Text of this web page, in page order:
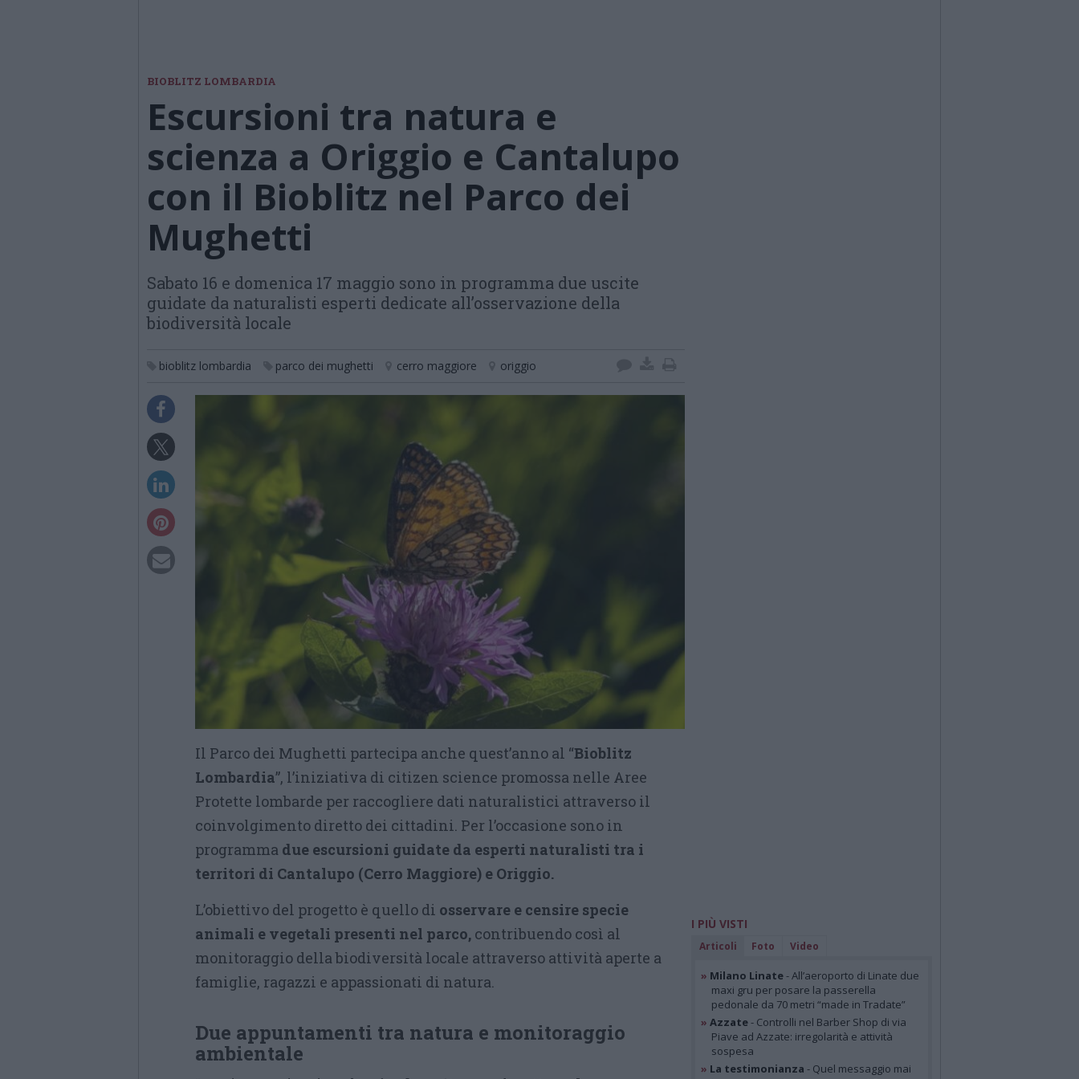
BIOBLITZ LOMBARDIA
Escursioni tra natura e
scienza a Origgio e Cantalupo
con il Bioblitz nel Parco dei
Mughetti
Sabato 16 e domenica 17 maggio sono in programma due uscite
guidate da naturalisti esperti dedicate all’osservazione della
biodiversità locale
bioblitz lombardia parco dei mughetti cerro maggiore origgio
Il Parco dei Mughetti partecipa anche quest’anno al “Bioblitz
Lombardia”, l’iniziativa di citizen science promossa nelle Aree
Protette lombarde per raccogliere dati naturalistici attraverso il
coinvolgimento diretto dei cittadini. Per l’occasione sono in
programma due escursioni guidate da esperti naturalisti tra i
territori di Cantalupo (Cerro Maggiore) e Origgio.
L’obiettivo del progetto è quello di osservare e censire specie
animali e vegetali presenti nel parco, contribuendo così al
monitoraggio della biodiversità locale attraverso attività aperte a
famiglie, ragazzi e appassionati di natura.
Due appuntamenti tra natura e monitoraggio
ambientale
I PIÙ VISTI
Articoli Foto Video
» Milano Linate- All’aeroporto di Linate due
maxi gru per posare la passerella
pedonale da 70 metri “made in Tradate”
» Azzate- Controlli nel Barber Shop di via
Piave ad Azzate: irregolarità e attività
sospesa
» La testimonianza - Quel messaggio mai